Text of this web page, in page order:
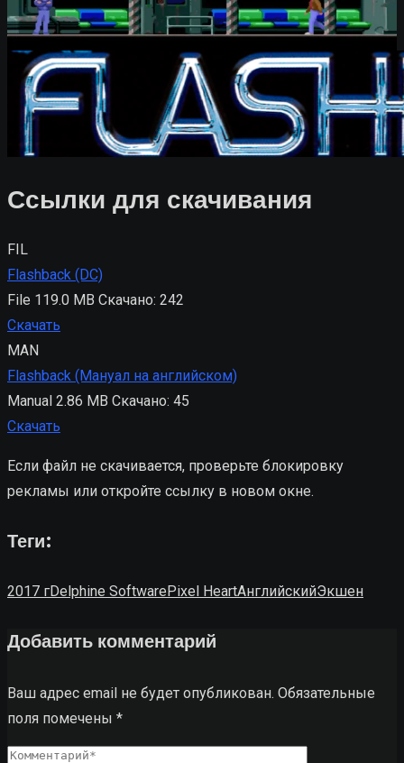
Ссылки для скачивания
FIL
Flashback (DC)
File 119.0 MB Скачано: 242
Скачать
MAN
Flashback (Мануал на английском)
Manual 2.86 MB Скачано: 45
Скачать
Если файл не скачивается, проверьте блокировку
рекламы или откройте ссылку в новом окне.
Теги:
2017 гDelphine Software Pixel HeartАнглийскийЭкшен
Добавить комментарий
Ваш адрес email не будет опубликован. Обязательные
поля помечены *